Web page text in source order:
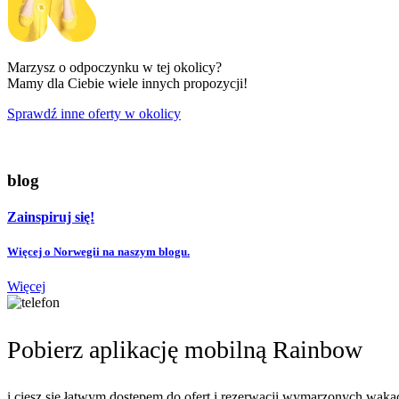
Marzysz o odpoczynku w tej okolicy?
Mamy dla Ciebie wiele innych propozycji!
Sprawdź inne oferty w okolicy
blog
Zainspiruj się!
Więcej o Norwegii na naszym blogu.
Więcej
Pobierz aplikację mobilną Rainbow